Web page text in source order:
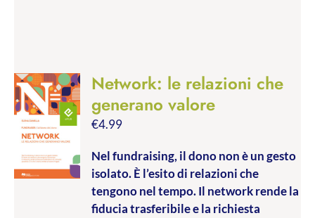
Network: le relazioni che
generano valore
€4.99
Nel fundraising, il dono non è un gesto
isolato. È l’esito di relazioni che
tengono nel tempo. Il network rende la
fiducia trasferibile e la richiesta